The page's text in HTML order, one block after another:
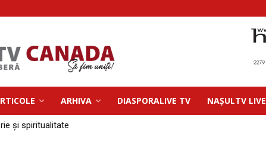
ARHIVA DIASPORALIVE TV NAȘULTV LIVE
și spiritualitate